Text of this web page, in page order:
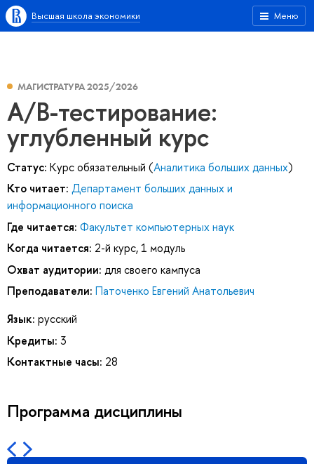
Меню
Высшая школа экономики
МАГИСТРАТУРА 2025/2026
A/B-тестирование:
углубленный курс
Статус: Курс обязательный (Аналитика больших данных)
Кто читает: Департамент больших данных и
информационного поиска
Где читается: Факультет компьютерных наук
Когда читается: 2-й курс, 1 модуль
Охват аудитории: для своего кампуса
Преподаватели: Паточенко Евгений Анатольевич
Язык: русский
Кредиты: 3
Контактные часы: 28
Программа дисциплины